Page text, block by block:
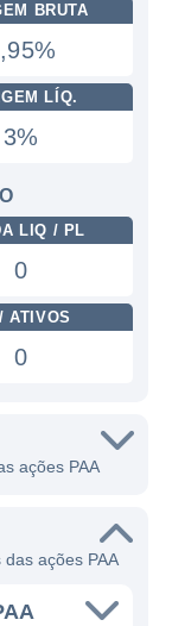
BRUTA
LÍQ.
3%
LIQ / PL
0
ATIVOS
0
ações PAA
ações PAA